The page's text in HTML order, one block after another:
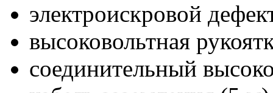
электроискровой
высоковольтная
соединительный